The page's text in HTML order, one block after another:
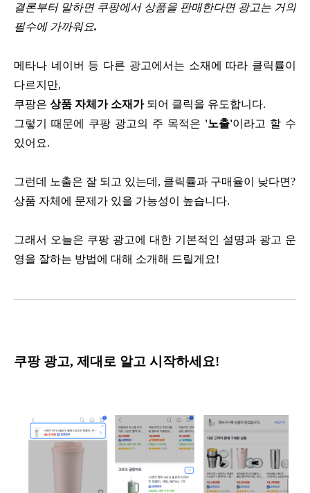
결론부터 말하면 쿠팡에서 상품을 판매한다면 광고는 거의
필수에 가까워요.
메타나 네이버 등 다른 광고에서는 소재에 따라 클릭률이
다르지만,
쿠팡은 상품 자체가 소재가되어 클릭을 유도합니다.
그렇기 때문에 쿠팡 광고의 주 목적은 '노출'이라고 할 수
있어요.
그런데 노출은 잘 되고 있는데, 클릭률과 구매율이 낮다면?
상품 자체에 문제가 있을 가능성이 높습니다.
그래서 오늘은 쿠팡 광고에 대한 기본적인 설명과 광고 운
영을 잘하는 방법에 대해 소개해 드릴게요!
쿠팡 광고, 제대로 알고 시작하세요!